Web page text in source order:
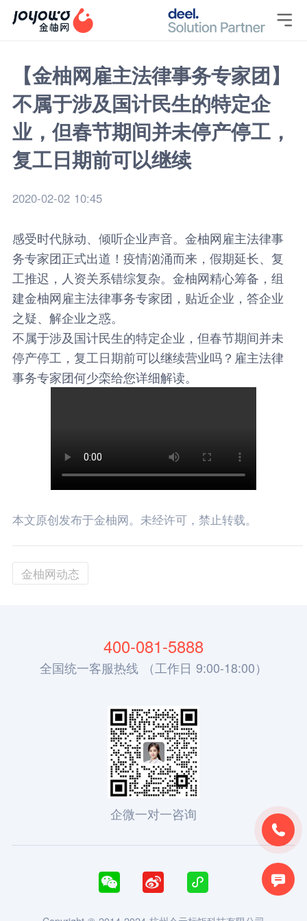

【金柚网雇主法律事务专家团】
不属于涉及国计民生的特定企
业，但春节期间并未停产停工，
复工日期前可以继续
2020-02-02 10:45
感受时代脉动、倾听企业声音。金柚网雇主法律事
务专家团正式出道！疫情汹涌而来，假期延长、复
工推迟，人资关系错综复杂。金柚网精心筹备，组
建金柚网雇主法律事务专家团，贴近企业，答企业
之疑、解企业之惑。
不属于涉及国计民生的特定企业，但春节期间并未
停产停工，复工日期前可以继续营业吗？雇主法律
事务专家团何少栾给您详细解读。
本文原创发布于金柚网。未经许可，禁止转载。
金柚网动态


400-081-5888
全国统一客服热线 （工作日 9:00-18:00）
企微一对一咨询
  